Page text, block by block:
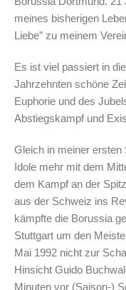
meines bisherigen
Liebe” zu meinem
Es ist viel passiert in
Jahrzehnten schöne
Euphorie und des
Abstiegskampf und
Gleich in meiner
Idole mehr mit dem
dem Kampf an der
aus der Schweiz ins
kämpfte die Borussia
Stuttgart um den
Mai 1992 nicht zur
Hinsicht Guido
Minuten vor (Saison-)